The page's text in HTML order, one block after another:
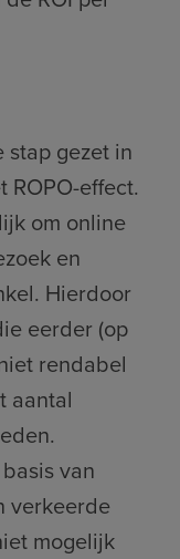
gezet in
effect.
om online
en
Hierdoor
eerder (op
rendabel
aantal
van
verkeerde
mogelijk